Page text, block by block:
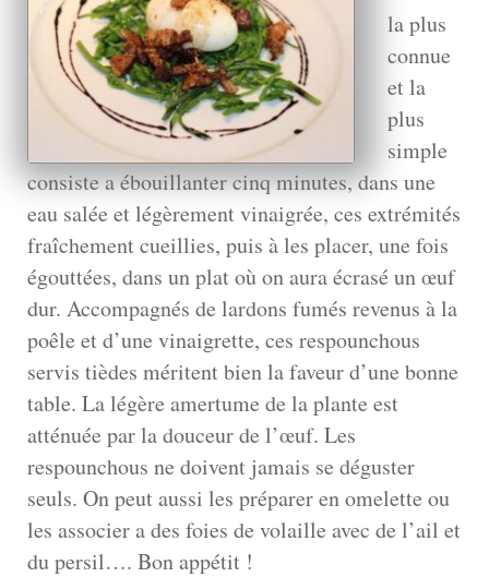
la plus
connue
et la
plus
simple
consiste a ébouillanter cinq minutes, dans une
eau salée et légèrement vinaigrée, ces extrémités
fraîchement cueillies, puis à les placer, une fois
égouttées, dans un plat où on aura écrasé un œuf
dur. Accompagnés de lardons fumés revenus à la
poêle et d’une vinaigrette, ces respounchous
servis tièdes méritent bien la faveur d’une bonne
table. La légère amertume de la plante est
atténuée par la douceur de l’œuf. Les
respounchous ne doivent jamais se déguster
seuls. On peut aussi les préparer en omelette ou
les associer a des foies de volaille avec de l’ail et
du persil…. Bon appétit !